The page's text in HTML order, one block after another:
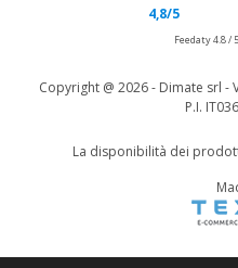
Copyright @ 2026 - Dimate srl -
P.I.
La disponibilità dei
4,8/5
Feedaty4.8/ 5